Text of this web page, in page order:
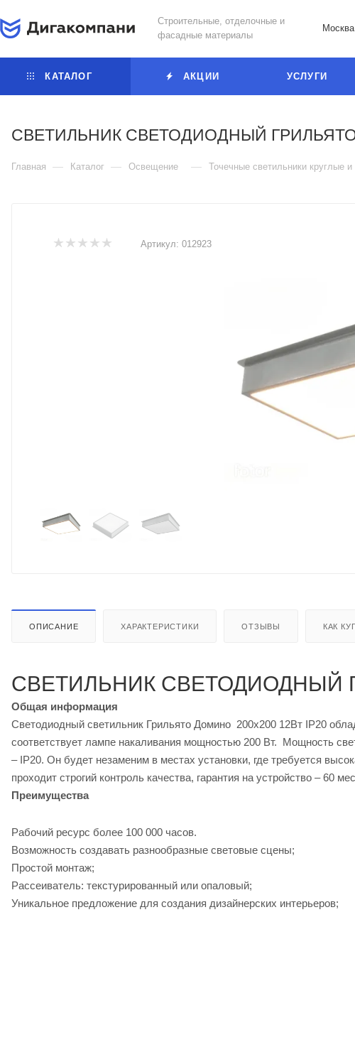
Строительные, отделочные и
фасадные материалы
Москва
КАТАЛОГ АКЦИИ УСЛУГИ
СВЕТИЛЬНИК СВЕТОДИОДНЫЙ
Главная — Каталог — Освещение — Точечные светильники круглые
Артикул: 012923
ОПИСАНИЕ ХАРАКТЕРИСТИКИ ОТЗЫВЫ КАК
СВЕТИЛЬНИК СВЕТОДИОДНЫЙ
Общая информация
Светодиодный светильник Грильято Домино 200х200 12Вт IP20
соответствует лампе накаливания мощностью 200 Вт. Мощность
– IP20. Он будет незаменим в местах установки, где требуется
проходит строгий контроль качества, гарантия на устройство – 60
Преимущества
Рабочий ресурс более 100 000 часов.
Возможность создавать разнообразные световые сцены;
Простой монтаж;
Рассеиватель: текстурированный или опаловый;
Уникальное предложение для создания дизайнерских интерьеров;